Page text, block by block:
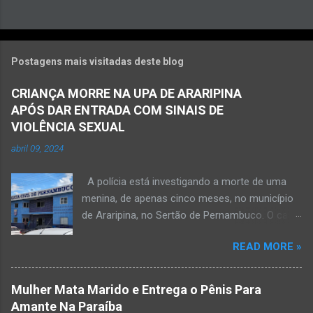
Postagens mais visitadas deste blog
CRIANÇA MORRE NA UPA DE ARARIPINA
APÓS DAR ENTRADA COM SINAIS DE
VIOLÊNCIA SEXUAL
abril 09, 2024
A polícia está investigando a morte de uma
menina, de apenas cinco meses, no município
de Araripina, no Sertão de Pernambuco. O caso
morte a esclarecer”. A PM diz que, na segunda-
feira (8), foi acionada para verificar uma
possível ocorrência de estupro de vulnerável,
na UPA da cidade, mas ao chegar ao local a
READ MORE »
Mulher Mata Marido e Entrega o Pênis Para
Amante Na Paraíba